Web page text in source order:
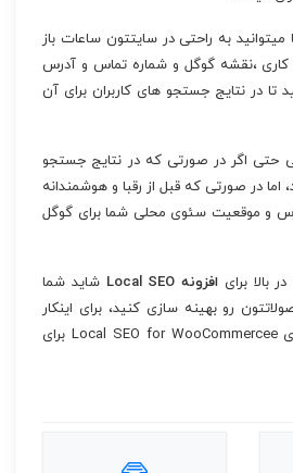
میتوانید به راحتی در سایتتون ساعات باز
کاری ،‌نقشه گوگل و شماره تماس و آدرس
تا در نتایج جستجو های کاربران برای آن
حتی اگر در صورتی که در نتایج جستجو
اما در صورتی که قبل از رقبا و هوشمندانه
و موقعیت سئوی محلی شما برای گوگل
بالا برای افزونه Local SEO
شاید شما
رو بهینه سازی کنید، برای اینکار
میتوانید از افزونه حرفه ای Local SEO for WooCommercee برای